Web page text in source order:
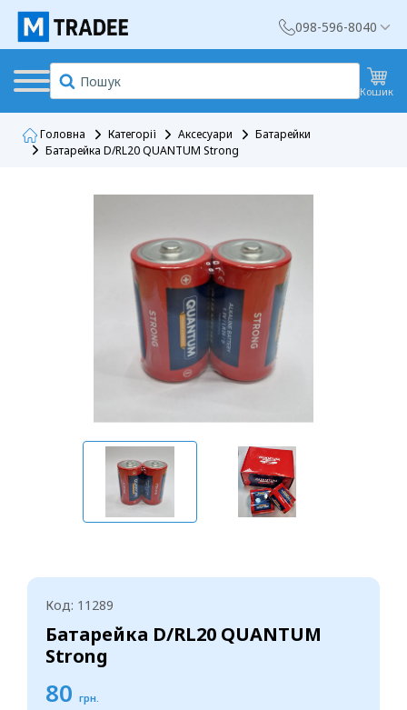
098-596-8040
Кошик
Головна Категорії Аксесуари
Батарейки
Батарейка D/RL20 QUANTUM Strong
Код: 11289
Батарейка D/RL20 QUANTUM
Strong
80 грн.